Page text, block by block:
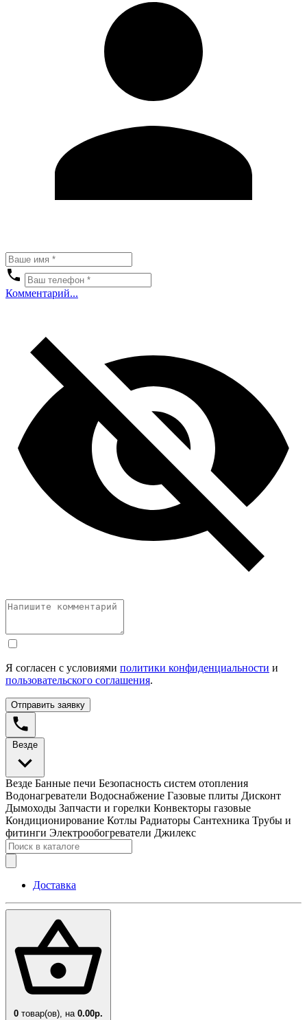
Комментарий...
Я согласен с условиями политики конфиденциальности и
пользовательского соглашения.
Отправить заявку
Везде
Везде Банные печи Безопасность систем отопления
Водонагреватели Водоснабжение Газовые плиты Дисконт
Дымоходы Запчасти и горелки Конвекторы газовые
Кондиционирование Котлы Радиаторы Сантехника Трубы и
фитинги Электрообогреватели Джилекс
Доставка
0 товар(ов), на 0.00р.